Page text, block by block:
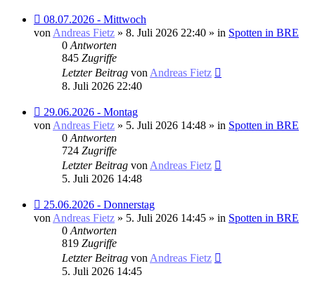
Neuer
Beitrag
08.07.2026 - Mittwoch
von Andreas Fietz » 8. Juli 2026 22:40 » in Spotten in BRE
0 Antworten
845 Zugriffe
Letzter Beitrag von Andreas Fietz
8. Juli 2026 22:40
Neuer
Beitrag
29.06.2026 - Montag
von Andreas Fietz » 5. Juli 2026 14:48 » in Spotten in BRE
0 Antworten
724 Zugriffe
Letzter Beitrag von Andreas Fietz
5. Juli 2026 14:48
Neuer
Beitrag
25.06.2026 - Donnerstag
von Andreas Fietz » 5. Juli 2026 14:45 » in Spotten in BRE
0 Antworten
819 Zugriffe
Letzter Beitrag von Andreas Fietz
5. Juli 2026 14:45